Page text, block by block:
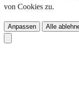
von Cookies zu.
Anpassen Alle